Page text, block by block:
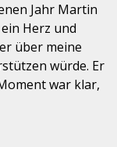
Jahr Martin
Herz und
über meine
würde. Er
war klar,